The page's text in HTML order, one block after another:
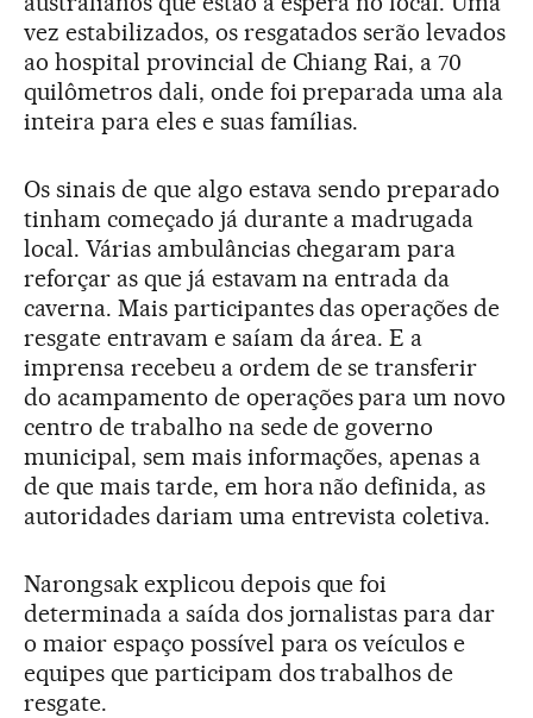
vez estabilizados, os resgatados serão levados
ao hospital provincial de Chiang Rai, a 70
quilômetros dali, onde foi preparada uma ala
inteira para eles e suas famílias.
Os sinais de que algo estava sendo preparado
tinham começado já durante a madrugada
local. Várias ambulâncias chegaram para
reforçar as que já estavam na entrada da
caverna. Mais participantes das operações de
resgate entravam e saíam da área. E a
imprensa recebeu a ordem de se transferir
do acampamento de operações para um novo
centro de trabalho na sede de governo
municipal, sem mais informações, apenas a
de que mais tarde, em hora não definida, as
autoridades dariam uma entrevista coletiva.
Narongsak explicou depois que foi
determinada a saída dos jornalistas para dar
o maior espaço possível para os veículos e
equipes que participam dos trabalhos de
resgate.